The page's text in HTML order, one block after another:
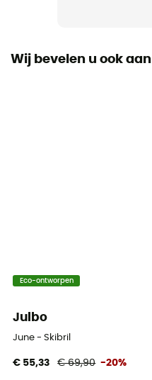
Wij bevelen u ook aan
Eco-ontworpen
Julbo
June - Skibril
€ 55,33 € 69,90 -20%